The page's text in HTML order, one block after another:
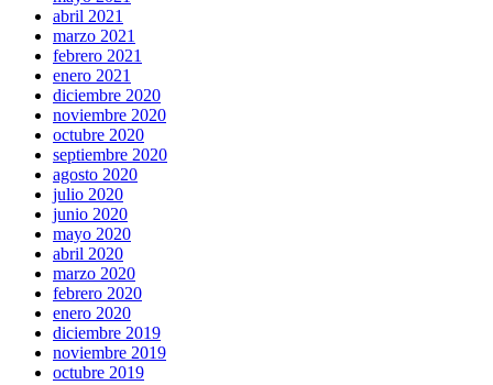
abril 2021
marzo 2021
febrero 2021
enero 2021
diciembre 2020
noviembre 2020
octubre 2020
septiembre 2020
agosto 2020
julio 2020
junio 2020
mayo 2020
abril 2020
marzo 2020
febrero 2020
enero 2020
diciembre 2019
noviembre 2019
octubre 2019